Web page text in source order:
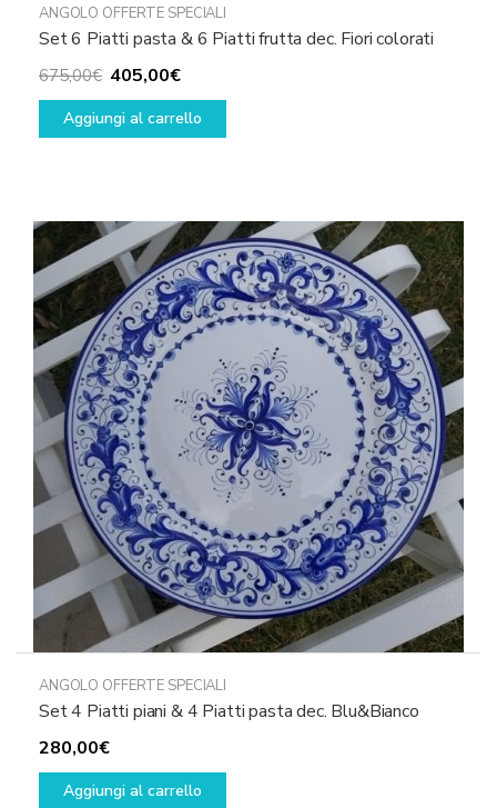
ANGOLO OFFERTE SPECIALI
Set 6 Piatti pasta & 6 Piatti frutta dec. Fiori colorati
675,00€ Il
prezzo
originale
405,00€Il
prezzo
attuale
Aggiungi al carrello
ANGOLO OFFERTE SPECIALI
Set 4 Piatti piani & 4 Piatti pasta dec. Blu&Bianco
280,00€
Aggiungi al carrello